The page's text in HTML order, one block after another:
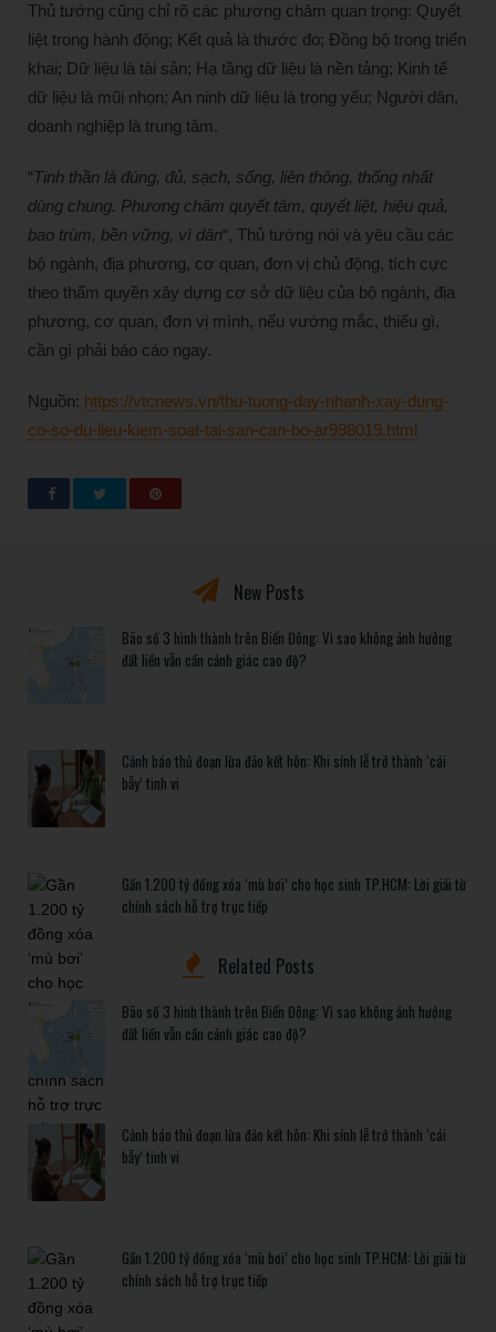
Thủ tướng cũng chỉ rõ các phương châm quan trọng: Quyết
liệt trong hành động; Kết quả là thước đo; Đồng bộ trong triển
khai; Dữ liệu là tài sản; Hạ tầng dữ liệu là nền tảng; Kinh tế
dữ liệu là mũi nhọn; An ninh dữ liệu là trọng yếu; Người dân,
doanh nghiệp là trung tâm.
“Tinh thần là đúng, đủ, sạch, sống, liên thông, thống nhất
dùng chung. Phương châm quyết tâm, quyết liệt, hiệu quả,
bao trùm, bền vững, vì dân“, Thủ tướng nói và yêu cầu các
bộ ngành, địa phương, cơ quan, đơn vị chủ động, tích cực
theo thẩm quyền xây dựng cơ sở dữ liệu của bộ ngành, địa
phương, cơ quan, đơn vị mình, nếu vướng mắc, thiếu gì,
cần gì phải báo cáo ngay.
Nguồn: https://vtcnews.vn/thu-tuong-day-nhanh-xay-dung-
co-so-du-lieu-kiem-soat-tai-san-can-bo-ar998019.html
New Posts
Bão số 3 hình thành trên Biển Đông: Vì sao không ảnh hưởng
đất liền vẫn cần cảnh giác cao độ?
Cảnh báo thủ đoạn lừa đảo kết hôn: Khi sính lễ trở thành ‘cái
bẫy’ tinh vi
Gần 1.200 tỷ đồng xóa ‘mù bơi’ cho học sinh TP.HCM: Lời giải từ
chính sách hỗ trợ trực tiếp
Related Posts
Bão số 3 hình thành trên Biển Đông: Vì sao không ảnh hưởng
đất liền vẫn cần cảnh giác cao độ?
Cảnh báo thủ đoạn lừa đảo kết hôn: Khi sính lễ trở thành ‘cái
bẫy’ tinh vi
Gần 1.200 tỷ đồng xóa ‘mù bơi’ cho học sinh TP.HCM: Lời giải từ
chính sách hỗ trợ trực tiếp